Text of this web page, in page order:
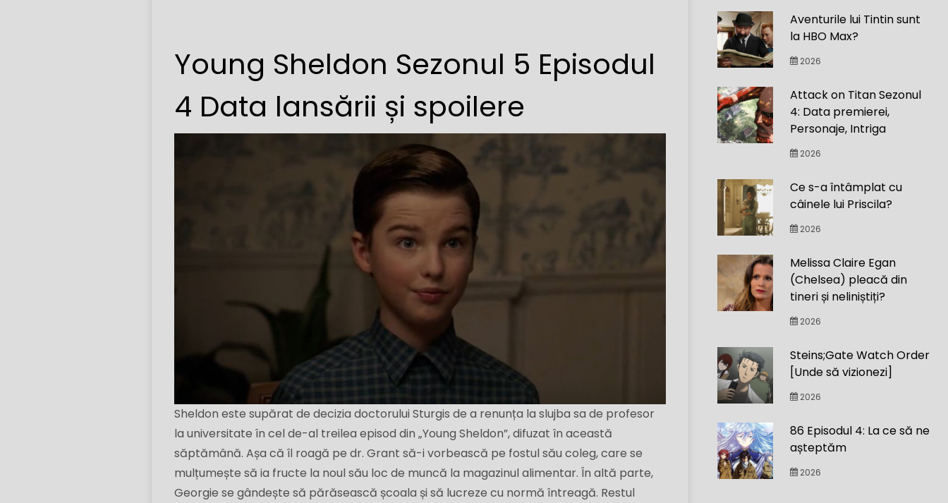
Young Sheldon Sezonul 5 Episodul
4 Data lansării și spoilere
Sheldon este supărat de decizia doctorului Sturgis de a renunța la slujba sa de profesor
la universitate în cel de-al treilea episod din „Young Sheldon”, difuzat în această
săptămână. Așa că îl roagă pe dr. Grant să-i vorbească pe fostul său coleg, care se
mulțumește să ia fructe la noul său loc de muncă la magazinul alimentar. În altă parte,
Georgie se gândește să părăsească școala și să lucreze cu normă întreagă. Restul
Aventurile lui Tintin sunt
la HBO Max?
2026
Attack on Titan Sezonul
4: Data premierei,
Personaje, Intriga
2026
Ce s-a întâmplat cu
câinele lui Priscila?
2026
Melissa Claire Egan
(Chelsea) pleacă din
tineri și neliniștiți?
2026
Steins;Gate Watch Order
[Unde să vizionezi]
2026
86 Episodul 4: La ce să ne
așteptăm
2026